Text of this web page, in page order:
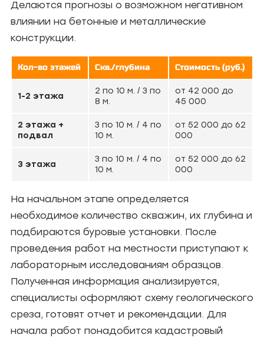
Делаются прогнозы о возможном негативном
влиянии на бетонные и металлические
конструкции.
Кол-во этажей Скв./глубина Стоимость (руб.)
1-2 этажа
2 по 10 м. / 3 по
8 м.
от 42 000 до
45 000
2 этажа +
подвал
3 по 10 м. / 4 по
10 м.
от 52 000 до 62
000
3 этажа
3 по 10 м. / 4 по
10 м.
от 52 000 до 62
000
На начальном этапе определяется
необходимое количество скважин, их глубина и
подбираются буровые установки. После
проведения работ на местности приступают к
лабораторным исследованиям образцов.
Полученная информация анализируется,
специалисты оформляют схему геологического
среза, готовят отчет и рекомендации. Для
начала работ понадобится кадастровый